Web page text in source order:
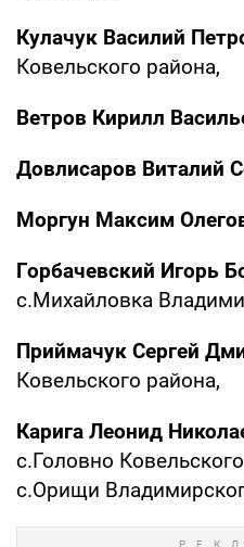
Кулачук Василий
Ковельского района,
Ветров Кирилл
Довлисаров Виталий
Моргун Максим
Горбачевский Игорь
с.Михайловка
Приймачук Сергей
Ковельского района,
Карига Леонид
с.Головно
с.Орищи